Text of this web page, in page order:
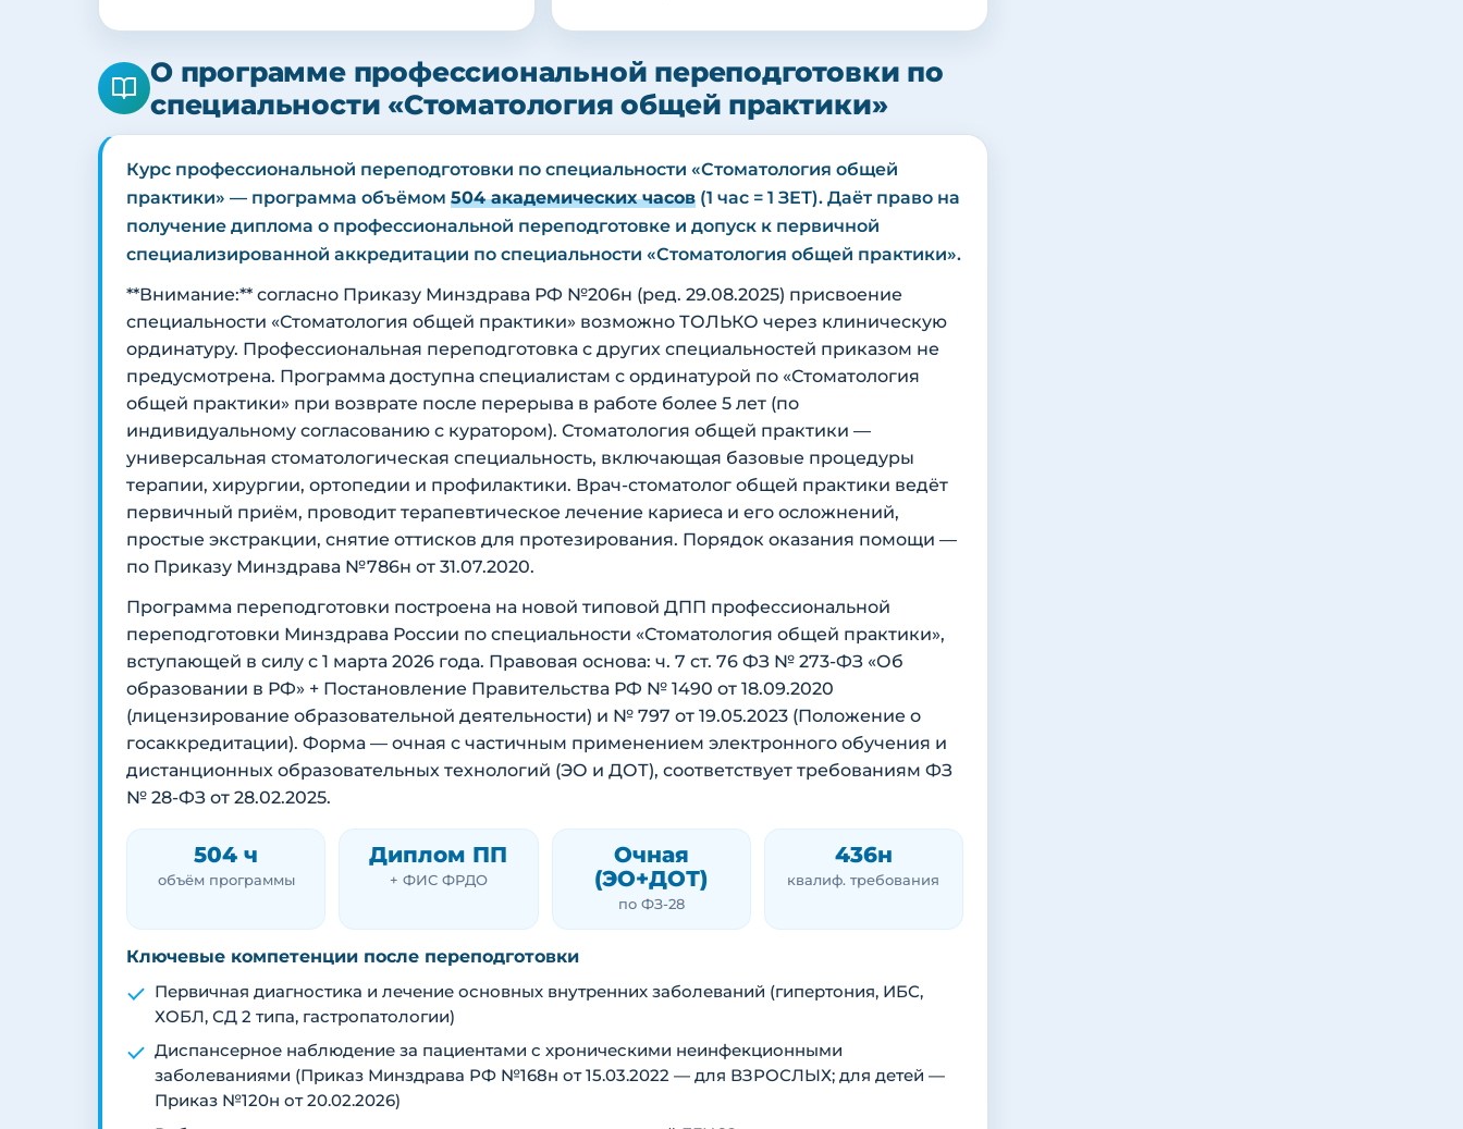
О программе профессиональной переподготовки по
специальности «Стоматология общей практики»
Курс профессиональной переподготовки по специальности «Стоматология общей
практики» — программа объёмом 504 академических часов (1 час = 1 ЗЕТ). Даёт право на
получение диплома о профессиональной переподготовке и допуск к первичной
специализированной аккредитации по специальности «Стоматология общей практики».
**Внимание:** согласно Приказу Минздрава РФ №206н (ред. 29.08.2025) присвоение
специальности «Стоматология общей практики» возможно ТОЛЬКО через клиническую
ординатуру. Профессиональная переподготовка с других специальностей приказом не
предусмотрена. Программа доступна специалистам с ординатурой по «Стоматология
общей практики» при возврате после перерыва в работе более 5 лет (по
индивидуальному согласованию с куратором). Стоматология общей практики —
универсальная стоматологическая специальность, включающая базовые процедуры
терапии, хирургии, ортопедии и профилактики. Врач-стоматолог общей практики ведёт
первичный приём, проводит терапевтическое лечение кариеса и его осложнений,
простые экстракции, снятие оттисков для протезирования. Порядок оказания помощи —
по Приказу Минздрава №786н от 31.07.2020.
Программа переподготовки построена на новой типовой ДПП профессиональной
переподготовки Минздрава России по специальности «Стоматология общей практики»,
вступающей в силу с 1 марта 2026 года. Правовая основа: ч. 7 ст. 76 ФЗ № 273-ФЗ «Об
образовании в РФ» + Постановление Правительства РФ № 1490 от 18.09.2020
(лицензирование образовательной деятельности) и № 797 от 19.05.2023 (Положение о
госаккредитации). Форма — очная с частичным применением электронного обучения и
дистанционных образовательных технологий (ЭО и ДОТ), соответствует требованиям ФЗ
№ 28-ФЗ от 28.02.2025.
504 ч
объём программы
Диплом ПП
+ ФИС ФРДО
Очная
(ЭО+ДОТ)
по ФЗ-28
436н
квалиф. требования
Ключевые компетенции после переподготовки
Первичная диагностика и лечение основных внутренних заболеваний (гипертония, ИБС,
ХОБЛ, СД 2 типа, гастропатологии)
Диспансерное наблюдение за пациентами с хроническими неинфекционными
заболеваниями (Приказ Минздрава РФ №168н от 15.03.2022 — для ВЗРОСЛЫХ; для детей —
Приказ №120н от 20.02.2026)